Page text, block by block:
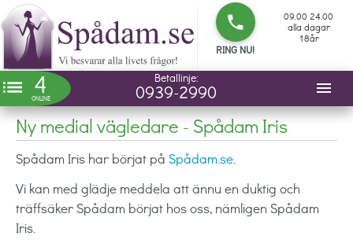
phone
RING NU!
09.00 24.00
alla dagar
18år
list 4
ONLINE
Betallinje:
0939-2990 menu
Ny medial vägledare - Spådam Iris
Spådam Iris har börjat på Spådam.se
Vi kan med glädje meddela att ännu en duktig och
träffsäker Spådam börjat hos oss, nämligen Spådam
Iris.